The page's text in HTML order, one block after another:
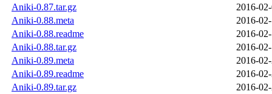
Aniki-0.87.tar.gz
2016-
Aniki-0.88.meta
2016-
Aniki-0.88.readme
2016-
Aniki-0.88.tar.gz
2016-
Aniki-0.89.meta
2016-
Aniki-0.89.readme
2016-
Aniki-0.89.tar.gz
2016-